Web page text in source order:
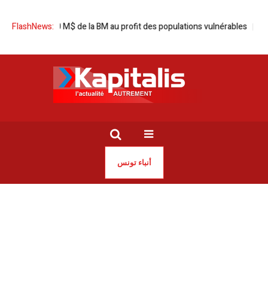
FlashNews:
90 M$ de la BM au profit des populations vulnérables La saison du
أنباء تونس